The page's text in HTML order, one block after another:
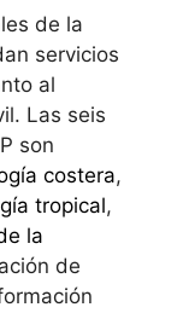
de la
servicios
al
Las seis
son
costera,
tropical,
la
de